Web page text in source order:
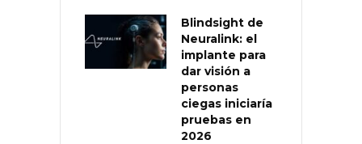
Blindsight de
Neuralink: el
implante para
dar visión a
personas
ciegas iniciaría
pruebas en
2026